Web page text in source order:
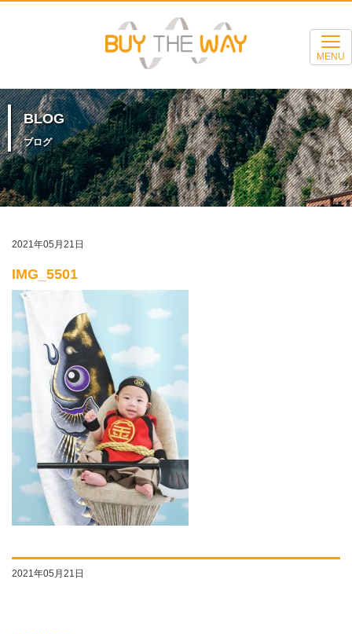
MENU
BLOG
ブログ
2021年05月21日
IMG_5501
2021年05月21日